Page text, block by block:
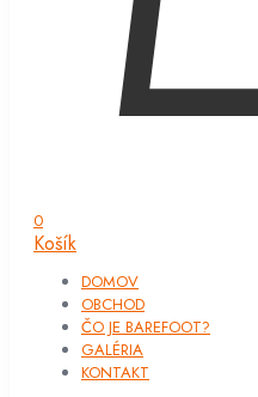
0
Košík
DOMOV
OBCHOD
ČO JE BAREFOOT?
GALÉRIA
KONTAKT